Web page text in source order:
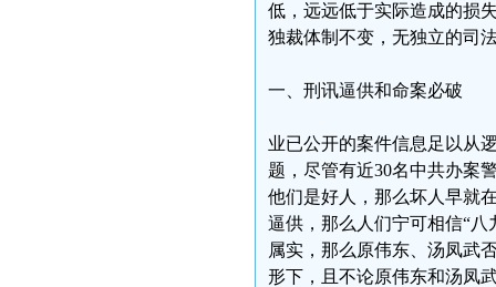
低，远远低于实际造成的损
独裁体制不变，无独立的司
一、刑讯逼供和命案必破
业已公开的案件信息足以从
题，尽管有近30名中共办案
他们是好人，那么坏人早就
逼供，那么人们宁可相信“
属实，那么原伟东、汤凤武
形下，且不论原伟东和汤凤